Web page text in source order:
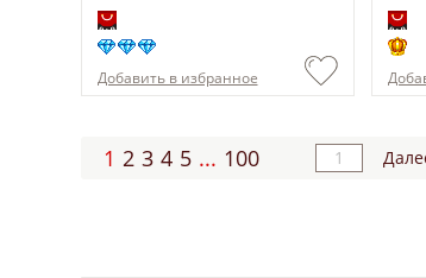
Добавить в избранное
1 2 3 4 5 ... 100